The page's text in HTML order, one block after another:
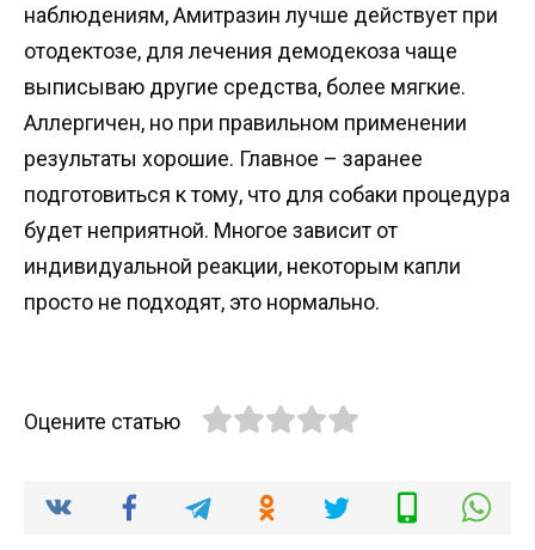
наблюдениям, Амитразин лучше действует при
отодектозе, для лечения демодекоза чаще
выписываю другие средства, более мягкие.
Аллергичен, но при правильном применении
результаты хорошие. Главное – заранее
подготовиться к тому, что для собаки процедура
будет неприятной. Многое зависит от
индивидуальной реакции, некоторым капли
просто не подходят, это нормально.
Оцените статью